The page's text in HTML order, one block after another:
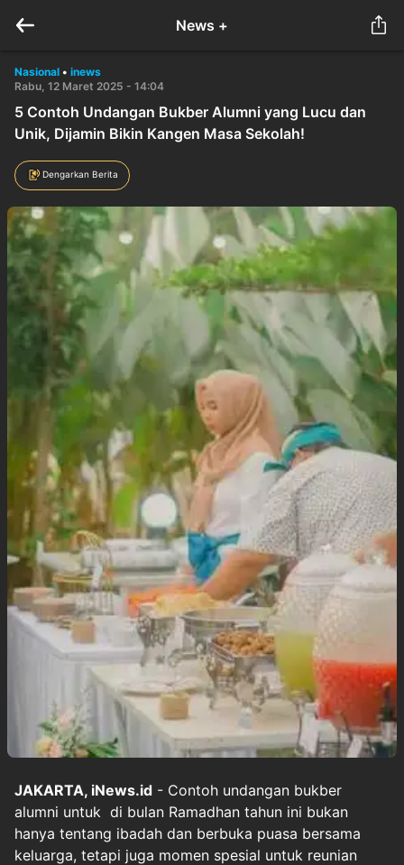
News +
Nasional • inews
Rabu, 12 Maret 2025 - 14:04
5 Contoh Undangan Bukber Alumni yang Lucu dan
Unik, Dijamin Bikin Kangen Masa Sekolah!
Dengarkan Berita
JAKARTA, iNews.id - Contoh undangan bukber
alumni untuk di bulan Ramadhan tahun ini bukan
hanya tentang ibadah dan berbuka puasa bersama
keluarga, tetapi juga momen spesial untuk reunian